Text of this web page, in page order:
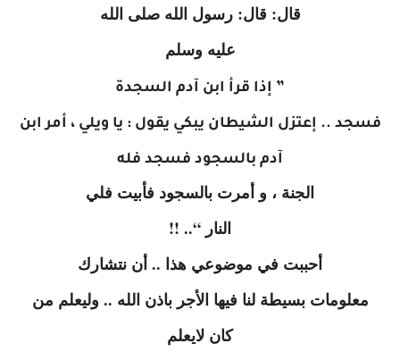
قال: قال: رسول الله صلى الله
عليه وسلم
” إذا قرأ ابن آدم السجدة
فسجد .. إعتزل الشيطان يبكي يقول : يا ويلي ، أمر ابن
آدم بالسجود فسجد فله
الجنة ، و أمرت بالسجود فأبيت فلي
النار “.. !!
أحببت في موضوعي هذا .. أن نتشارك
معلومات بسيطة لنا فيها الأجر باذن الله .. وليعلم من
كان لايعلم